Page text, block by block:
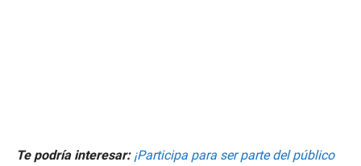
Te podría interesar: ¡Participa para ser parte del público